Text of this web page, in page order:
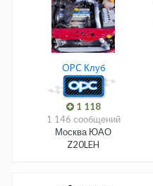
OPC Клуб
1 118
1 146 сообщений
Москва ЮАО
Z20LEH